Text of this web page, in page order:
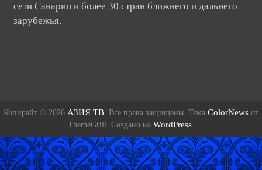
сети Санарип и более 30 стран ближнего и дальнего
зарубежья.
Копирайт © 2026 АЗИЯ ТВ. Все права защищены. Тема ColorNews от
ThemeGrill. Создано на WordPress.